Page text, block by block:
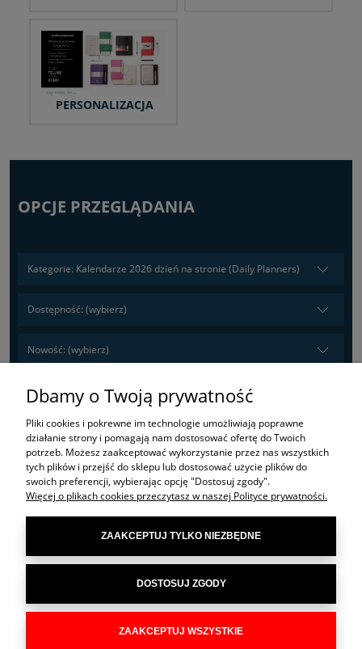
PERSONALIZACJA
OPCJE PRZEGLĄDANIA
Kategorie: Kalendarze 2026 dzień na stronie (Daily Planners)
Dostępność: (wybierz)
Nowość: (wybierz)
Nie znaleziono produktów spełniających podane kryteria.
MOJE KONTO
INFORMACJE
Dbamy o Twoją prywatność
Pliki cookies i pokrewne im technologie umożliwiają poprawne
działanie strony i pomagają nam dostosować ofertę do Twoich
potrzeb. Możesz zaakceptować wykorzystanie przez nas wszystkich
tych plików i przejść do sklepu lub dostosować użycie plików do
swoich preferencji, wybierając opcję "Dostosuj zgody".
Więcej o plikach cookies przeczytasz w naszej Polityce prywatności.
ZAAKCEPTUJ TYLKO NIEZBĘDNE
DOSTOSUJ ZGODY
ZAAKCEPTUJ WSZYSTKIE